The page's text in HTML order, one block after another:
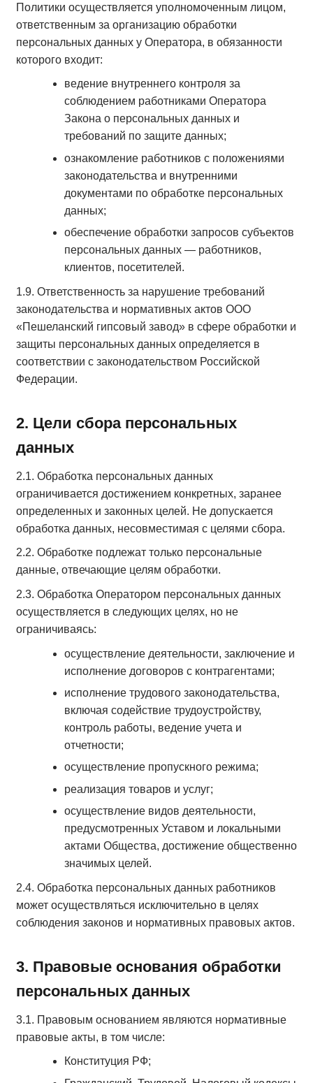
Политики осуществляется уполномоченным лицом,
ответственным за организацию обработки
персональных данных у Оператора, в обязанности
которого входит:
ведение внутреннего контроля за
соблюдением работниками Оператора
Закона о персональных данных и
требований по защите данных;
ознакомление работников с положениями
законодательства и внутренними
документами по обработке персональных
данных;
обеспечение обработки запросов субъектов
персональных данных — работников,
клиентов, посетителей.
1.9. Ответственность за нарушение требований
законодательства и нормативных актов ООО
«Пешеланский гипсовый завод» в сфере обработки и
защиты персональных данных определяется в
соответствии с законодательством Российской
Федерации.
2. Цели сбора персональных
данных
2.1. Обработка персональных данных
ограничивается достижением конкретных, заранее
определенных и законных целей. Не допускается
обработка данных, несовместимая с целями сбора.
2.2. Обработке подлежат только персональные
данные, отвечающие целям обработки.
2.3. Обработка Оператором персональных данных
осуществляется в следующих целях, но не
ограничиваясь:
осуществление деятельности, заключение и
исполнение договоров с контрагентами;
исполнение трудового законодательства,
включая содействие трудоустройству,
контроль работы, ведение учета и
отчетности;
осуществление пропускного режима;
реализация товаров и услуг;
осуществление видов деятельности,
предусмотренных Уставом и локальными
актами Общества, достижение общественно
значимых целей.
2.4. Обработка персональных данных работников
может осуществляться исключительно в целях
соблюдения законов и нормативных правовых актов.
3. Правовые основания обработки
персональных данных
3.1. Правовым основанием являются нормативные
правовые акты, в том числе:
Конституция РФ;